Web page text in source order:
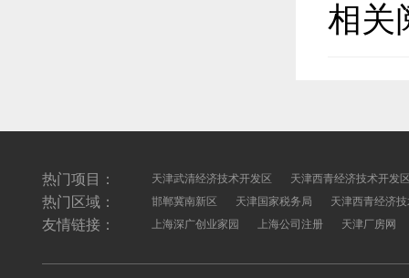
相关
热门项目： 天津武清经济技术开发区 天津西青经济技术开发
热门区域： 邯郸冀南新区 天津国家税务局 天津西青经济
友情链接： 上海深广创业家园 上海公司注册 天津厂房网